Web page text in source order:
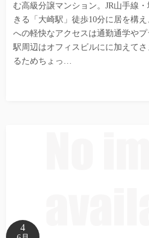
む高級分譲マンション。JR山手線
きる「大崎駅」徒歩10分に居を構
への軽快なアクセスは通勤通学やプ
駅周辺はオフィスビルにに加えて
るためちょっ…
4